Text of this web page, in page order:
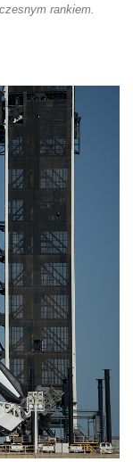
rankiem.